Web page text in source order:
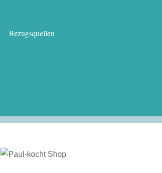
Bezugsquellen